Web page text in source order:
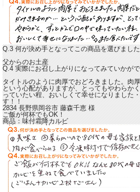
Q.3 何が決め手となってこの商品を選びまし
父からのお土産
Q.4 実際にお召し上がりになってみていかが
タイトルのように肉厚でおどろきました。肉
という心配がありますが、とってもやわらか
っていたい程、おいしくて幸せになりました
す！！
2834 長野県岡谷市藤森千恵様
ご飯が何杯でもOK！
商品：味付霜降カルビ